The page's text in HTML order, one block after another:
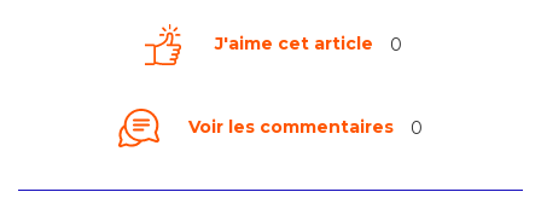
J'aime cet article 0
Voir les commentaires 0